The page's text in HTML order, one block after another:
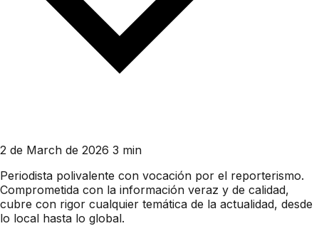
2 de March de 2026 3 min
Periodista polivalente con vocación por el reporterismo.
Comprometida con la información veraz y de calidad,
cubre con rigor cualquier temática de la actualidad, desde
lo local hasta lo global.